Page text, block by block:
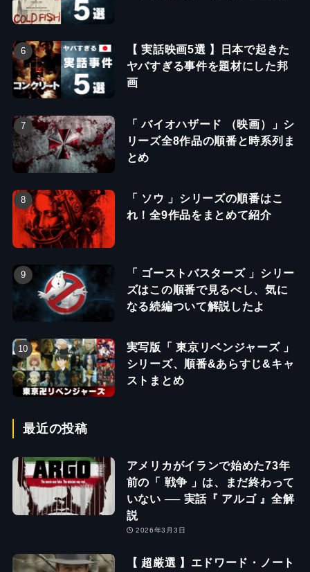
【 実話映画5選 】日本で起きた
ヤバすぎる事件を題材にした邦
画
「 バイオハザード （映画）」シ
リーズ全8作品の順番と時系列ま
とめ
「 ソウ 」シリーズの順番はこ
れ！全9作品をまとめて紹介
「 ゴーストバスターズ 」シリー
ズはこの順番で見るべし、気に
なる続編ついて解説したよ
実写版「 東京リベンジャーズ 」
シリーズ、順番&あらすじ&キャ
ストまとめ
最近の投稿
アメリカがイランで始めた73年
前の「 戦争 」は、まだ終わって
いない ── 実話『 アルゴ 』全解
説
2026年3月3日
【 超厳選 】エドワード・ノート